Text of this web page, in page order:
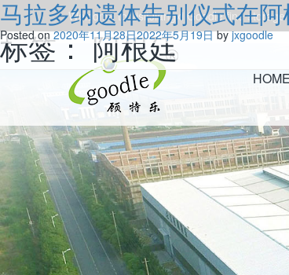
Welcome to visitJiangxi Goodle fine
HOME
标签：阿根廷
马拉多纳遗体告别仪式在
Posted on2020年11月28日2022年5月19日byjxgoodle